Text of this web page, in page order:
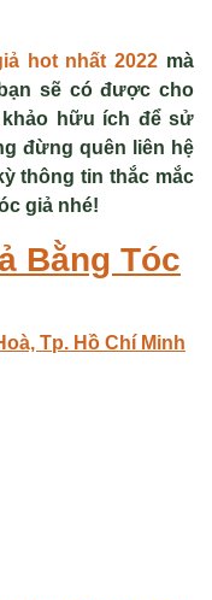
hot nhất 2022 mà
sẽ có được cho
khảo hữu ích để sử
đừng quên liên hệ
thông tin thắc mắc
giả nhé!
Bằng Tóc
Tp. Hồ Chí Minh